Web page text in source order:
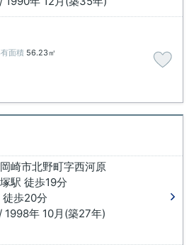
面積 56.23㎡
崎市北野町字西河原
駅 徒歩19分
徒歩20分
1998年 10月(築27年)